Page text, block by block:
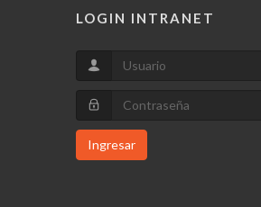
LOGIN INTRANET
Ingresar